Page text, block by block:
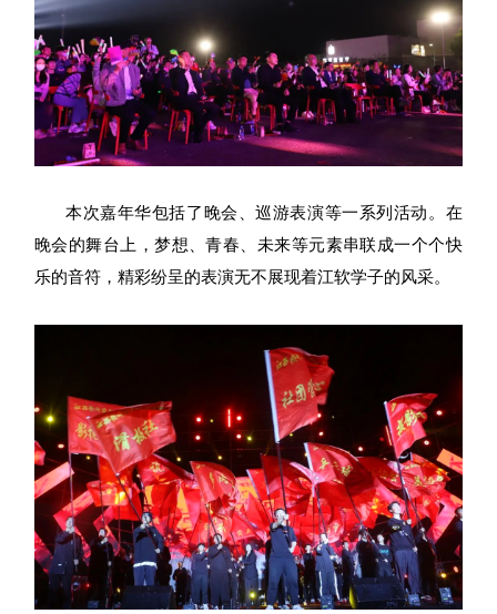
本次嘉年华包括了晚会、巡游表演等一系列活动。在
晚会的舞台上，梦想、青春、未来等元素串联成一个个快
乐的音符，精彩纷呈的表演无不展现着江软学子的风采。